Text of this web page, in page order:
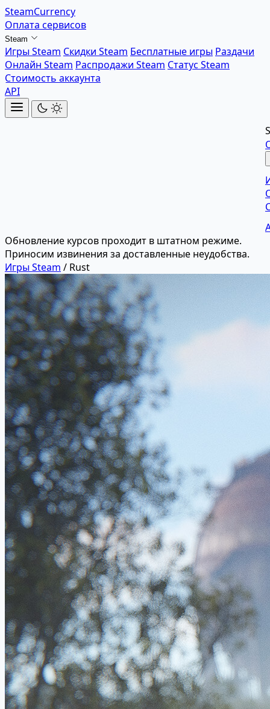
SteamCurrency
Оплата сервисов
Steam
Игры Steam Скидки Steam Бесплатные игры Раздачи
Онлайн Steam Распродажи Steam Статус Steam
Стоимость аккаунта
API
Обновление курсов проходит в штатном режиме.
Приносим извинения за доставленные неудобства.
Игры Steam / Rust